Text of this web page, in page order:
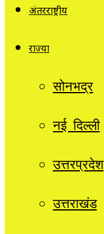
अंतरराष्ट्रीय
राज्यों
सोनभद्र
नई दिल्ली
उत्तरप्रदेश
उत्तराखंड